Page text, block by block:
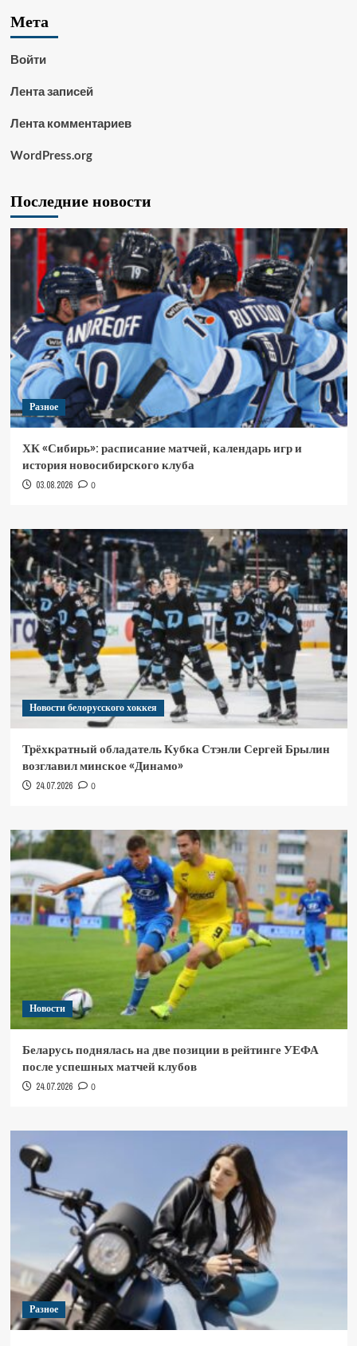
Мета
Войти
Лента записей
Лента комментариев
WordPress.org
Последние новости
Разное
ХК «Сибирь»: расписание матчей, календарь игр и
история новосибирского клуба
03.08.2026 0
Новости белорусского хоккея
Трёхкратный обладатель Кубка Стэнли Сергей Брылин
возглавил минское «Динамо»
24.07.2026 0
Новости
Беларусь поднялась на две позиции в рейтинге УЕФА
после успешных матчей клубов
24.07.2026 0
Разное